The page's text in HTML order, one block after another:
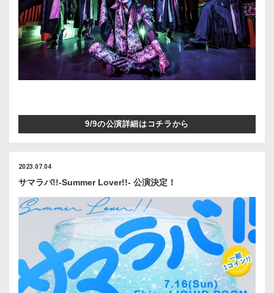
9/9の公演詳細はコチラから
2023.07.04
サマラバ!!-Summer Lover!!- 公演決定！